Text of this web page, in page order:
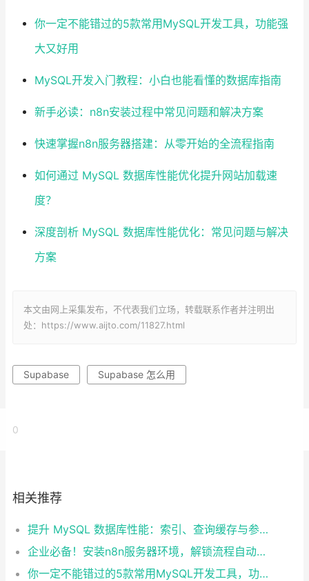
你一定不能错过的5款常用MySQL开发工具，功能强
大又好用
MySQL开发入门教程：小白也能看懂的数据库指南
新手必读：n8n安装过程中常见问题和解决方案
快速掌握n8n服务器搭建：从零开始的全流程指南
如何通过 MySQL 数据库性能优化提升网站加载速
度？
深度剖析 MySQL 数据库性能优化：常见问题与解决
方案
本文由网上采集发布，不代表我们立场，转载联系作者并注明出
处：https://www.aijto.com/11827.html
Supabase Supabase 怎么用
0
相关推荐
提升 MySQL 数据库性能：索引、查询缓存与参数优化全解析
企业必备！安装n8n服务器环境，解锁流程自动化工具
你一定不能错过的5款常用MySQL开发工具，功能强大又好用